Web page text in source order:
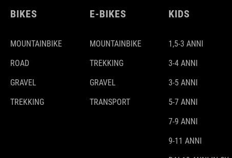
BIKES
MOUNTAINBIKE
ROAD
GRAVEL
TREKKING
E-BIKES
MOUNTAINBIKE
TREKKING
GRAVEL
TRANSPORT
KIDS
1,5-3 ANNI
3-4 ANNI
3-5 ANNI
5-7 ANNI
7-9 ANNI
9-11 ANNI